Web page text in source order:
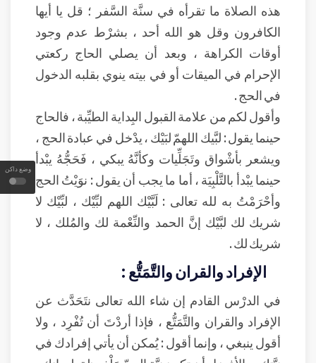
وضع داكن
هذه الصلاة ما تقرأه في سنَّة السَّفر ؛ قل يا أيها
الكافرون وقل هو الله أحد ، بشرْط عدم وجود
أوقات الكراهة ، وبعد أن يصلي الحاج ركعتي
الإحرام في الميقات أو في بيته ينوي بقلبه الدخول
في الحج .
وأقول لكم من علامة القبول البِداية الطيِّبة ، فالحاج
حينما يقول : لبَّيك اللهمّ لبَيْك ، يدْخل في عبادة الحج ،
ويشعر بأشْواق وتَجَلِّيات وكأنَّهُ يبكي ، فَحَجُّهُ يبْدأ
حينما يبْدأ بالتَّلْبِيَة ، أما ما يجب أن يقول : نوَيْتُ الحج
وأحْرَمْتُ به لله تعالى : لَبَّيْك اللهم لبِّيْك ، لبِّيْك لا
شريك لك لبَّيْك إنَّ الحمد والنِّعْمة لك والمُلك ، لا
شريك لك .
الإفراد والقران والتَّمَتُّع :
في الدرْس القادم إن شاء الله تعالى نتَحَدَّث عن
الإفراد والقران والتَّمَتُّع ، فإذا أردْتَ أن تُفْرِد ، ولا
أقول ينبغي ، وإنما أقول : يُمكن أن يأتي إفرادك في